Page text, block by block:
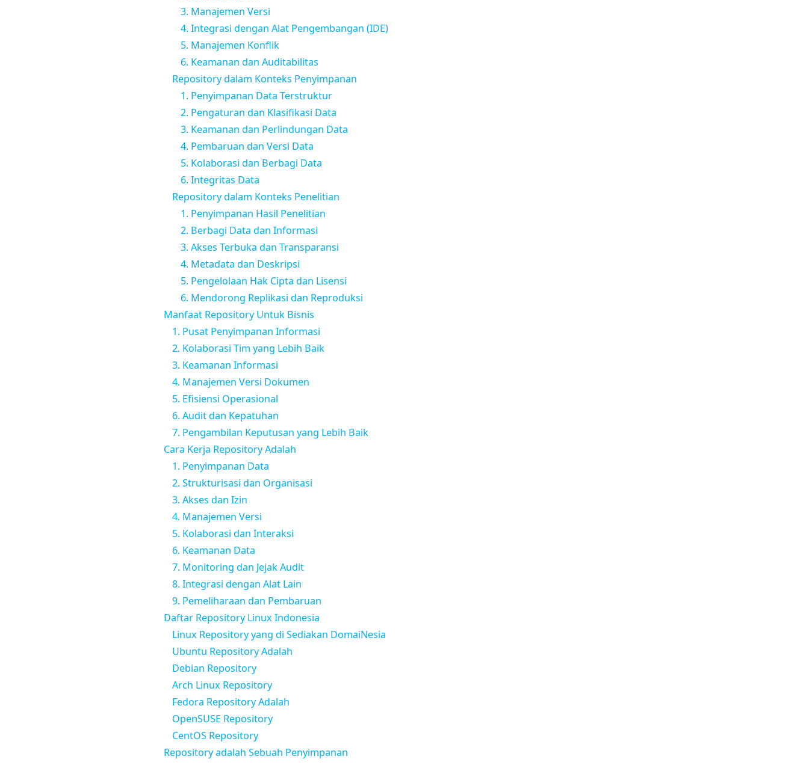
3. Manajemen Versi
4. Integrasi dengan Alat Pengembangan (IDE)
5. Manajemen Konflik
6. Keamanan dan Auditabilitas
Repository dalam Konteks Penyimpanan
1. Penyimpanan Data Terstruktur
2. Pengaturan dan Klasifikasi Data
3. Keamanan dan Perlindungan Data
4. Pembaruan dan Versi Data
5. Kolaborasi dan Berbagi Data
6. Integritas Data
Repository dalam Konteks Penelitian
1. Penyimpanan Hasil Penelitian
2. Berbagi Data dan Informasi
3. Akses Terbuka dan Transparansi
4. Metadata dan Deskripsi
5. Pengelolaan Hak Cipta dan Lisensi
6. Mendorong Replikasi dan Reproduksi
Manfaat Repository Untuk Bisnis
1. Pusat Penyimpanan Informasi
2. Kolaborasi Tim yang Lebih Baik
3. Keamanan Informasi
4. Manajemen Versi Dokumen
5. Efisiensi Operasional
6. Audit dan Kepatuhan
7. Pengambilan Keputusan yang Lebih Baik
Cara Kerja Repository Adalah
1. Penyimpanan Data
2. Strukturisasi dan Organisasi
3. Akses dan Izin
4. Manajemen Versi
5. Kolaborasi dan Interaksi
6. Keamanan Data
7. Monitoring dan Jejak Audit
8. Integrasi dengan Alat Lain
9. Pemeliharaan dan Pembaruan
Daftar Repository Linux Indonesia
Linux Repository yang di Sediakan DomaiNesia
Ubuntu Repository Adalah
Debian Repository
Arch Linux Repository
Fedora Repository Adalah
OpenSUSE Repository
CentOS Repository
Repository adalah Sebuah Penyimpanan